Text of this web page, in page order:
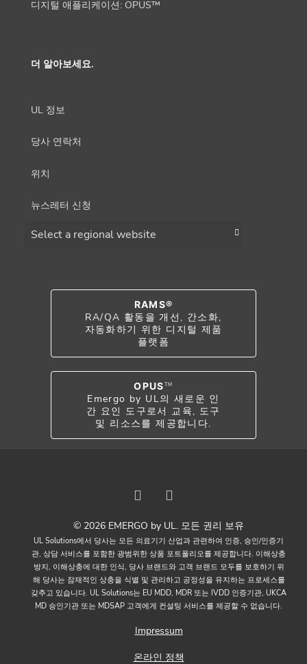
디지털 애플리케이션: OPUS™
더 알아보세요.
UL 정보
당사 연락처
위치
뉴스레터 신청
RAMS®
RA/QA 활동을 개선, 간소화,
자동화하기 위한 디지털 제품
플랫폼
OPUS TM
Emergo by UL의 새로운 인
간 요인 도구로서 교육, 도구
및 리소스를 제공합니다.
© 2026 EMERGO by UL. 모든 권리 보유
UL Solutions에서 당사는 모든 의료기기 산업과 관련하여 인증, 승인/인증기
관, 상담 서비스를 포함한 광범위한 상품 포트폴리오를 제공합니다. 이해상충
방지, 이해상충에 대한 인식, 당사 브랜드와 고객 브랜드 모두를 보호하기 위
해 당사는 잠재적인 상충을 식별 및 관리하고 공정성을 유지하는 프로세스를
갖추고 있습니다. UL Solutions는 EU MDD, MDR 또는 IVDD 인증기관, UKCA
MD 승인기관 또는 MDSAP 고객에게 컨설팅 서비스를 제공할 수 없습니다.
Impressum
온라인 정책